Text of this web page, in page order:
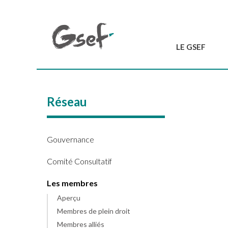
LE GSEF
Réseau
Gouvernance
Comité Consultatif
Les membres
Aperçu
Membres de plein droit
Membres alliés